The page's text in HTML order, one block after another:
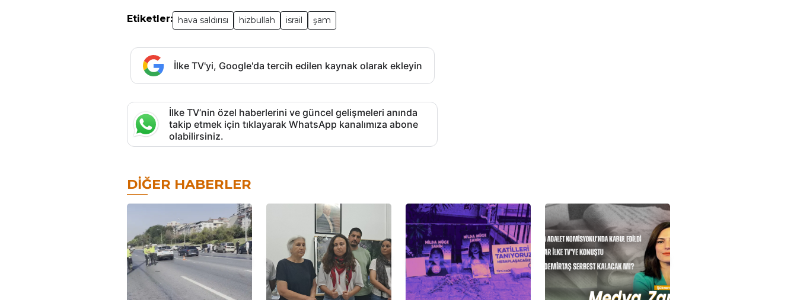
Etiketler: hava saldırısı hizbullah israil şam
İlke TV'yi, Google'da tercih edilen kaynak olarak ekleyin
İlke TV’nin özel haberlerini ve güncel gelişmeleri anında
takip etmek için tıklayarak WhatsApp kanalımıza abone
olabilirsiniz.
DIĞER HABERLER